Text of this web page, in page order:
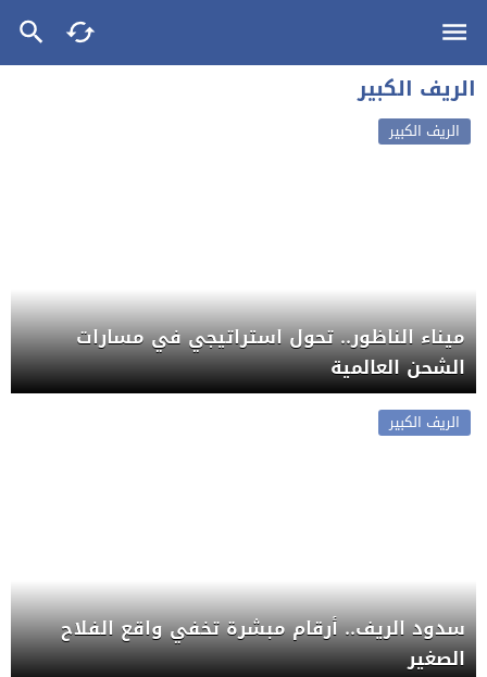
الريف الكبير
الريف الكبير
ميناء الناظور.. تحول استراتيجي في مسارات
الشحن العالمية
الريف الكبير
سدود الريف.. أرقام مبشرة تخفي واقع الفلاح
الصغير